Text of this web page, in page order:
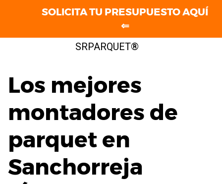
SRPARQUET®
Los mejores
montadores de
parquet en
Sanchorreja
SOLICITA TU PRESUPUESTO AQUÍ
⇐